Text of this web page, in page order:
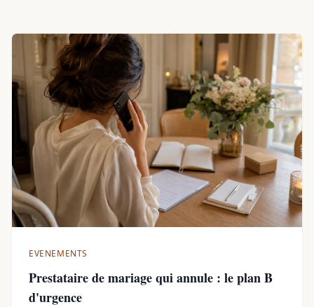
EVENEMENTS
Prestataire de mariage qui annule : le plan B
d'urgence